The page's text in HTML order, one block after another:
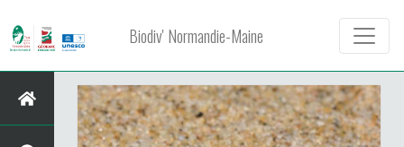
Biodiv' Normandie-Maine